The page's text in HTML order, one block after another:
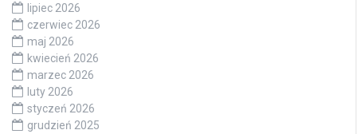
lipiec 2026
czerwiec 2026
maj 2026
kwiecień 2026
marzec 2026
luty 2026
styczeń 2026
grudzień 2025